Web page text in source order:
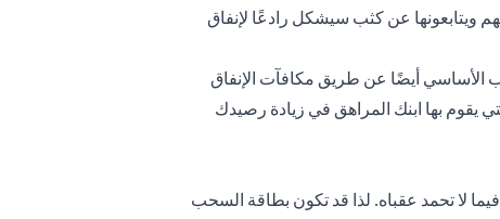
ويتابعونها عن كثب سيشكل رادعًا لإنفاق
الأساسي أيضًا عن طريق مكافآت الإنفاق
يقوم بها ابنك المراهق في زيادة رصيدك
لا تحمد عقباه. لذا قد تكون بطاقة السحب